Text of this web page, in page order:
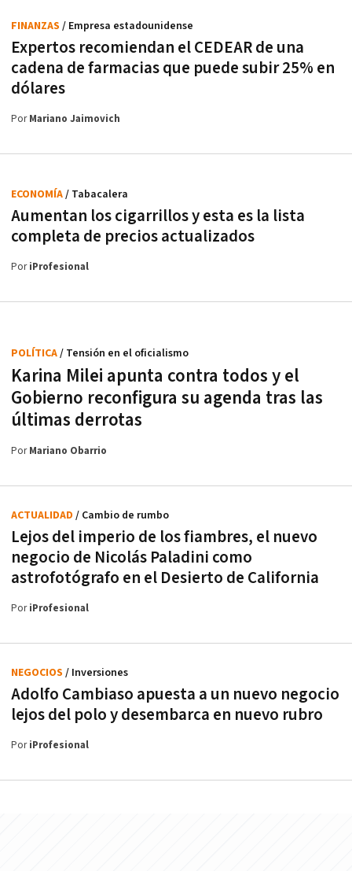
Expertos recomiendan el CEDEAR de una
cadena de farmacias que puede subir 25% en
dólares
FINANZAS / Empresa estadounidense
PorMariano Jaimovich
Aumentan los cigarrillos y esta es la lista
completa de precios actualizados
ECONOMÍA/ Tabacalera
PoriProfesional
Karina Milei apunta contra todos y el
Gobierno reconfigura su agenda tras las
últimas derrotas
POLÍTICA/ Tensión en el oficialismo
PorMariano Obarrio
Lejos del imperio de los fiambres, el nuevo
negocio de Nicolás Paladini como
astrofotógrafo en el Desierto de California
ACTUALIDAD / Cambio de rumbo
PoriProfesional
Adolfo Cambiaso apuesta a un nuevo negocio
lejos del polo y desembarca en nuevo rubro
NEGOCIOS / Inversiones
PoriProfesional